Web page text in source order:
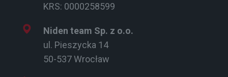
KRS: 0000258599
Niden team Sp. z o.o.
ul. Pieszycka 14
50-537 Wrocław